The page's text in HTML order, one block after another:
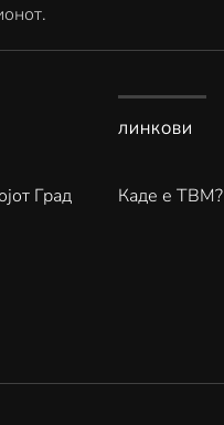
Град
ЛИНКОВИ
Каде е ТВМ?